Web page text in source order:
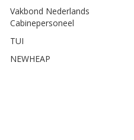
Vakbond Nederlands
Cabinepersoneel
TUI
NEWHEAP